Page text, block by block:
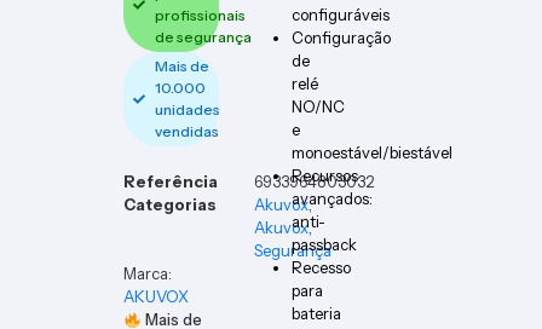
profissionais
de segurança
Mais de
10.000
unidades
vendidas
Referência
6933964803032
Categorias
Akuvox,
Akuvox,
Segurança
Marca:
AKUVOX
Mais de
configuráveis
Configuração
de
relé
NO/NC
e
monoestável/biestável
Recursos
avançados:
anti-
passback
Recesso
para
bateria